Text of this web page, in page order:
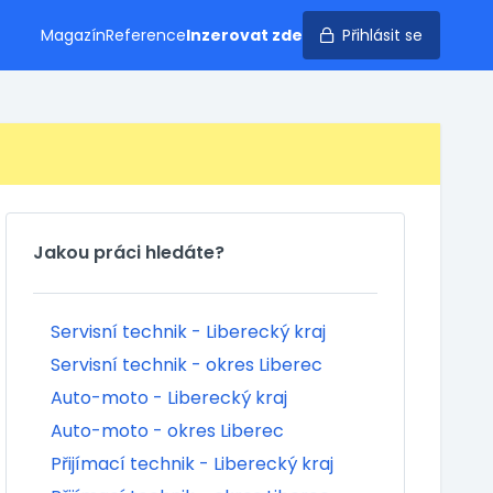
MagazínReferenceInzerovat zde Přihlásit se
Jakou práci hledáte?
Servisní technik - Liberecký kraj
Servisní technik - okres Liberec
Auto-moto - Liberecký kraj
Auto-moto - okres Liberec
Přijímací technik - Liberecký kraj